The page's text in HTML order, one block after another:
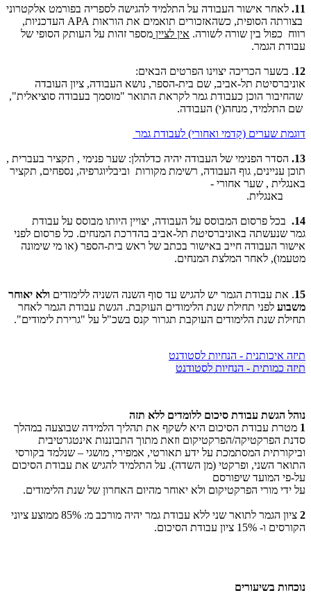
11. לאחר אישור העבודה על התלמיד להגישה לספריה בפורמט אלקטרוני
בצורתה הסופית, כשהאזכורים תואמים את הוראות APA העדכניות,
רווח כפול בין שורה לשורה. אין לציין מספר זהות על העותק הסופי של
עבודת הגמר.
12. בשער הכריכה יצוינו הפרטים הבאים:
אוניברסיטת תל-אביב, שם בית-הספר, נושא העבודה, ציון העובדה
שהחיבור הוכן כעבודת גמר לקראת התואר "מוסמך בעבודה סוציאלית",
שם התלמיד, מנחה(י) העבודה.
דוגמת שערים (קדמי ואחורי) לעבודת גמר
13. הסדר הפנימי של העבודה יהיה כדלהלן: שער פנימי , תקציר בעברית ,
תוכן עניינים, גוף העבודה, רשימת מקורות וביבליוגרפיה, נספחים, תקציר
באנגלית , שער אחורי -
באנגלית.
14.
בכל פרסום המבוסס על העבודה, יצויין היותו מבוסס על עבודת
גמר שנעשתה באוניברסיטת תל-אביב בהדרכת המנחים. כל פרסום לפני
אישור העבודה חייב באישור בכתב של ראש בית-הספר (או מי שימונה
מטעמו), לאחר המלצת המנחים.
15. את עבודת הגמר יש להגיש עד סוף השנה השניה ללימודים ולא יאוחר
משבוע לפני תחילת שנת הלימודים העוקבת. הגשת עבודת הגמר לאחר
תחילת שנת הלימודים העוקבת תגרור קנס בשכ"ל על "גרירת לימודים".
תיזה איכותנית - הנחיות לסטודנט
תיזה כמותית - הנחיות לסטודנט
נוהל הגשת עבודת סיכום ללומדים ללא תזה
1 מטרת עבודת הסיכום היא לשקף את תהליך הלמידה שבוצעה במהלך
סדנת הפרקטיקה/הפרקטיקום וזאת מתוך התבוננות אינטגרטיבית
וביקורתית המסתמכת על ידע תאורטי, אמפירי, מושגי – שנלמד בקורסי
התואר השני, ופרקטי (מן השדה). על התלמיד להגיש את עבודת הסיכום
על-פי המועד שיפורסם
על ידי מורי הפרקטיקום ולא יאוחר מהיום האחרון של שנת הלימודים.
2
ציון הגמר לתואר שני ללא עבודת גמר יהיה מורכב מ: 85% ממוצע ציוני
הקורסים ו- 15% ציון עבודת הסיכום.
נוכחות בשיעורים